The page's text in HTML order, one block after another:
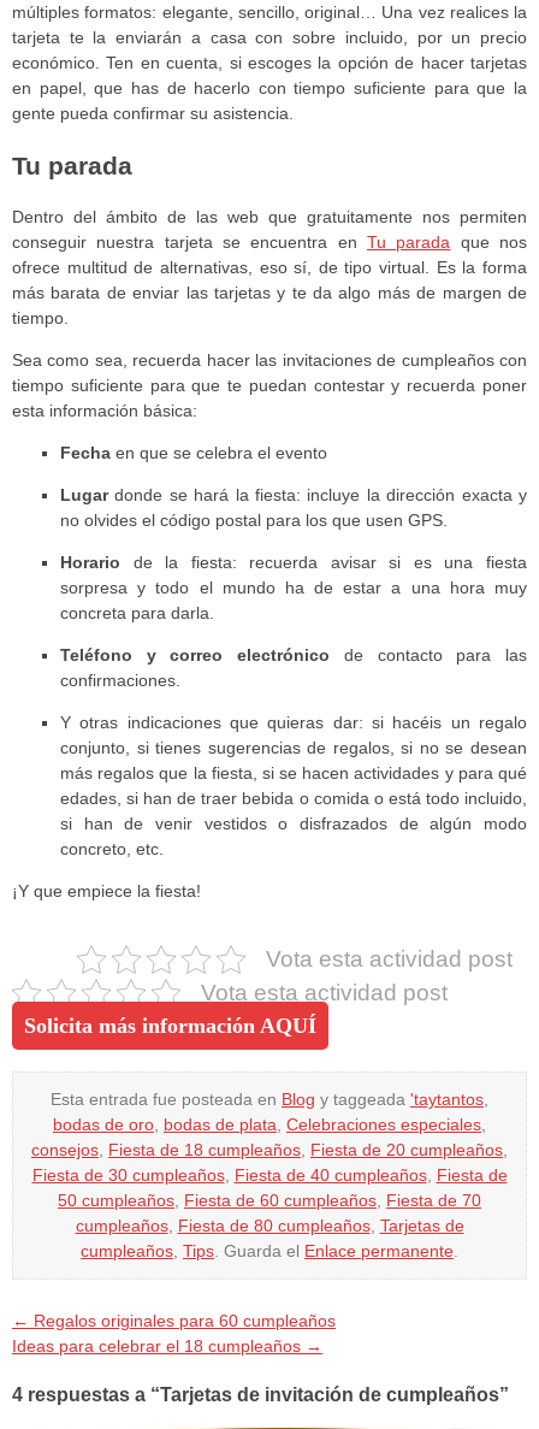
múltiples formatos: elegante, sencillo, original… Una vez realices la
tarjeta te la enviarán a casa con sobre incluido, por un precio
económico. Ten en cuenta, si escoges la opción de hacer tarjetas
en papel, que has de hacerlo con tiempo suficiente para que la
gente pueda confirmar su asistencia.
Tu parada
Dentro del ámbito de las web que gratuitamente nos permiten
conseguir nuestra tarjeta se encuentra en Tu parada que nos
ofrece multitud de alternativas, eso sí, de tipo virtual. Es la forma
más barata de enviar las tarjetas y te da algo más de margen de
tiempo.
Sea como sea, recuerda hacer las invitaciones de cumpleaños con
tiempo suficiente para que te puedan contestar y recuerda poner
esta información básica:
Fecha en que se celebra el evento
Lugardonde se hará la fiesta: incluye la dirección exacta y
no olvides el código postal para los que usen GPS.
Horario de la fiesta: recuerda avisar si es una fiesta
sorpresa y todo el mundo ha de estar a una hora muy
concreta para darla.
Teléfono y correo electrónico de contacto para las
confirmaciones.
Y otras indicaciones que quieras dar: si hacéis un regalo
conjunto, si tienes sugerencias de regalos, si no se desean
más regalos que la fiesta, si se hacen actividades y para qué
edades, si han de traer bebida o comida o está todo incluido,
si han de venir vestidos o disfrazados de algún modo
concreto, etc.
¡Y que empiece la fiesta!
Vota esta actividad post
Vota esta actividad post
Solicita más información AQUÍ
Esta entrada fue posteada en Blog y taggeada 'taytantos,
bodas de oro, bodas de plata, Celebraciones especiales,
consejos, Fiesta de 18 cumpleaños, Fiesta de 20 cumpleaños,
Fiesta de 30 cumpleaños, Fiesta de 40 cumpleaños, Fiesta de
50 cumpleaños, Fiesta de 60 cumpleaños, Fiesta de 70
cumpleaños, Fiesta de 80 cumpleaños, Tarjetas de
cumpleaños, Tips. Guarda el Enlace permanente.
← Regalos originales para 60 cumpleaños
Ideas para celebrar el 18 cumpleaños →
4 respuestas a “Tarjetas de invitación de cumpleaños”